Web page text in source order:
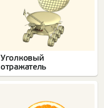
Уголковый
отражатель